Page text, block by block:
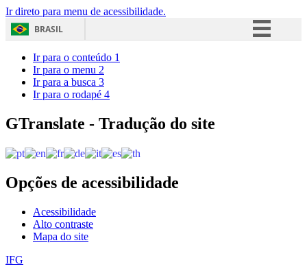
Ir direto para menu de acessibilidade.
BRASIL
Acesso à informação
Ir para o conteúdo 1
Ir para o menu 2
Ir para a busca 3
Ir para o rodapé 4
GTranslate - Tradução do site
Opções de acessibilidade
Acessibilidade
Alto contraste
Mapa do site
IFG